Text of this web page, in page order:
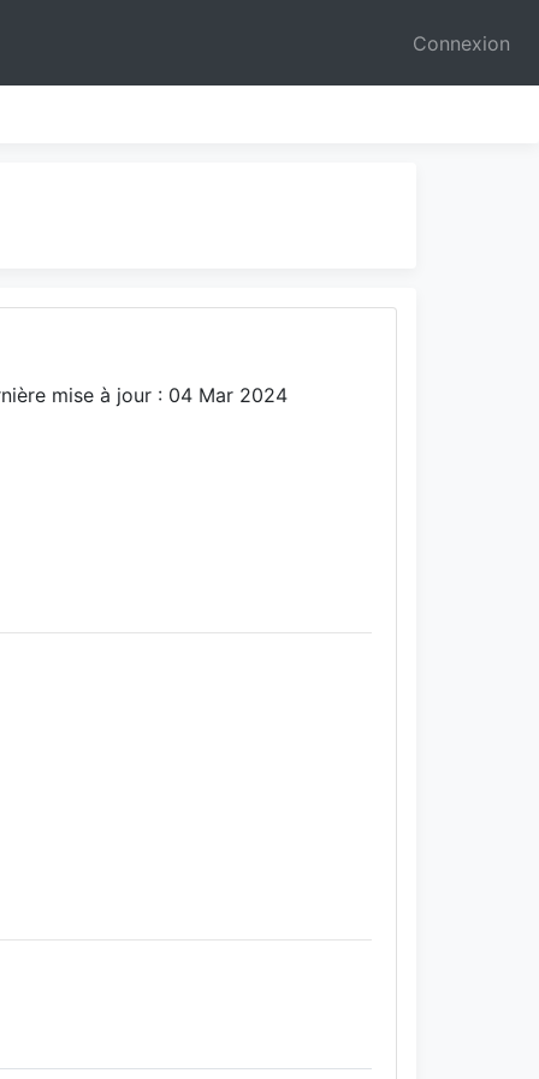
Connexion
mise à jour : 04 Mar 2024